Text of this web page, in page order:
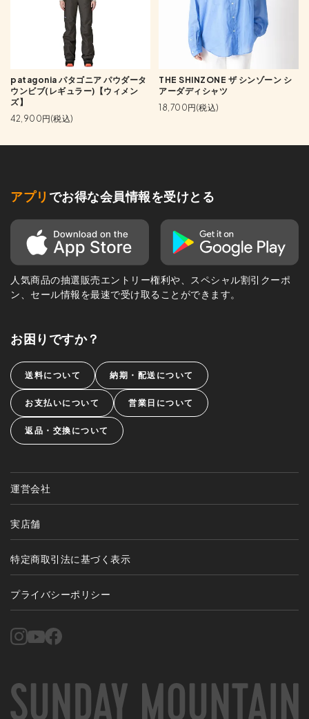
patagonia パタゴニア パウダータ
ウンビブ(レギュラー)【ウィメン
ズ】
42,900円(税込)
THE SHINZONE ザ シンゾーン シ
アーダディシャツ
18,700円(税込)
アプリ でお得な会員情報を受けとる
人気商品の抽選販売エントリー権利や、スペシャル割引クーポ
ン、セール情報を最速で受け取ることができます。
お困りですか？
送料について 納期・配送について
お支払いについて 営業日について
返品・交換について
運営会社
実店舗
特定商取引法に基づく表示
プライバシーポリシー